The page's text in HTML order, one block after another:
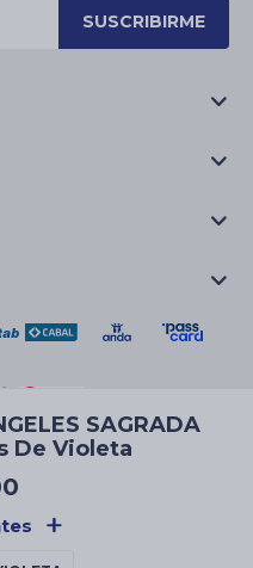
SAGRADA
De Violeta
SUSCRIBIRME